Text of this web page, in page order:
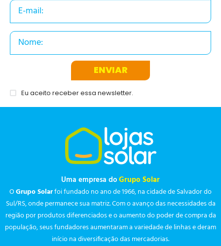
ENVIAR
Eu aceito receber essa newsletter.
Uma empresa doGrupo Solar
OGrupo Solarfoi fundado no ano de 1966, na cidade de Salvador do
Sul/RS, onde permanece sua matriz. Com o avanço das necessidades da
região por produtos diferenciados e o aumento do poder de compra da
população, seus fundadores aumentaram a variedade de linhas e deram
início na diversificação das mercadorias.